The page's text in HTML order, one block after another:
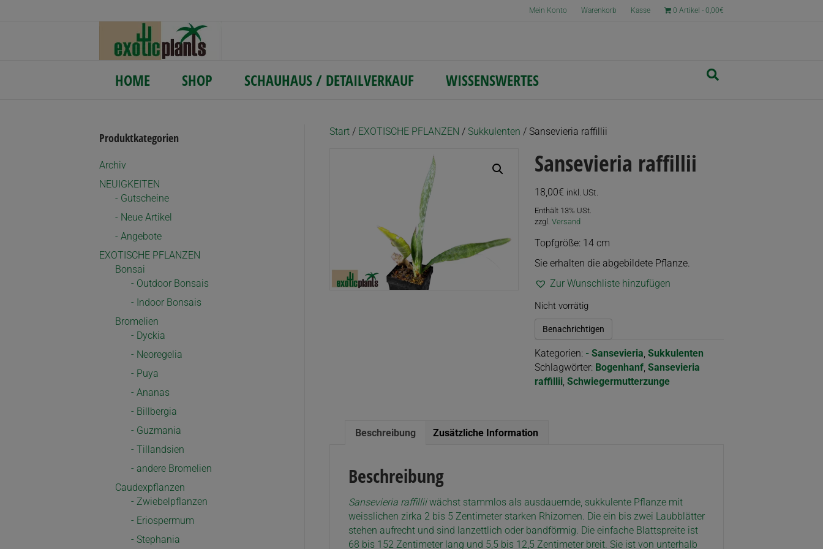
Mein Konto Warenkorb Kasse 0 Artikel 0,00€
HOME SHOP SCHAUHAUS / DETAILVERKAUF WISSENSWERTES
Start / EXOTISCHE PFLANZEN / Sukkulenten / Sansevieria raffillii
Sansevieria raffillii
18,00€ inkl. USt.
Enthält 13% USt.
zzgl. Versand
Topfgröße: 14 cm
Sie erhalten die abgebildete Pflanze.
Zur Wunschliste hinzufügen
Nicht vorrätig
Benachrichtigen
Kategorien: - Sansevieria Sukkulenten
Schlagwörter: Bogenhanf, Sansevieria
raffillii, Schwiegermutterzunge
Beschreibung Zusätzliche Information
Beschreibung
Sansevieria raffilliiwächst stammlos als ausdauernde, sukkulente Pflanze mit
weisslichen zirka 2 bis 5 Zentimeter starken Rhizomen. Die ein bis zwei Laubblätter
stehen aufrecht und sind lanzettlich oder bandförmig. Die einfache Blattspreite ist
68 bis 152 Zentimeter lang und 5,5 bis 12,5 Zentimeter breit. Sie ist von unterhalb
Produktkategorien
Archiv
NEUIGKEITEN
- Gutscheine
- Neue Artikel
- Angebote
EXOTISCHE PFLANZEN
Bonsai
- Outdoor Bonsais
- Indoor Bonsais
Bromelien
- Dyckia
- Neoregelia
- Puya
- Ananas
- Billbergia
- Guzmania
- Tillandsien
- andere Bromelien
Caudexpflanzen
- Zwiebelpflanzen
- Eriospermum
- Stephania